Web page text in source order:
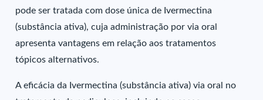
pode ser tratada com dose única de Ivermectina
(substância ativa), cuja administração por via oral
apresenta vantagens em relação aos tratamentos
tópicos alternativos.
A eficácia da Ivermectina (substância ativa) via oral no